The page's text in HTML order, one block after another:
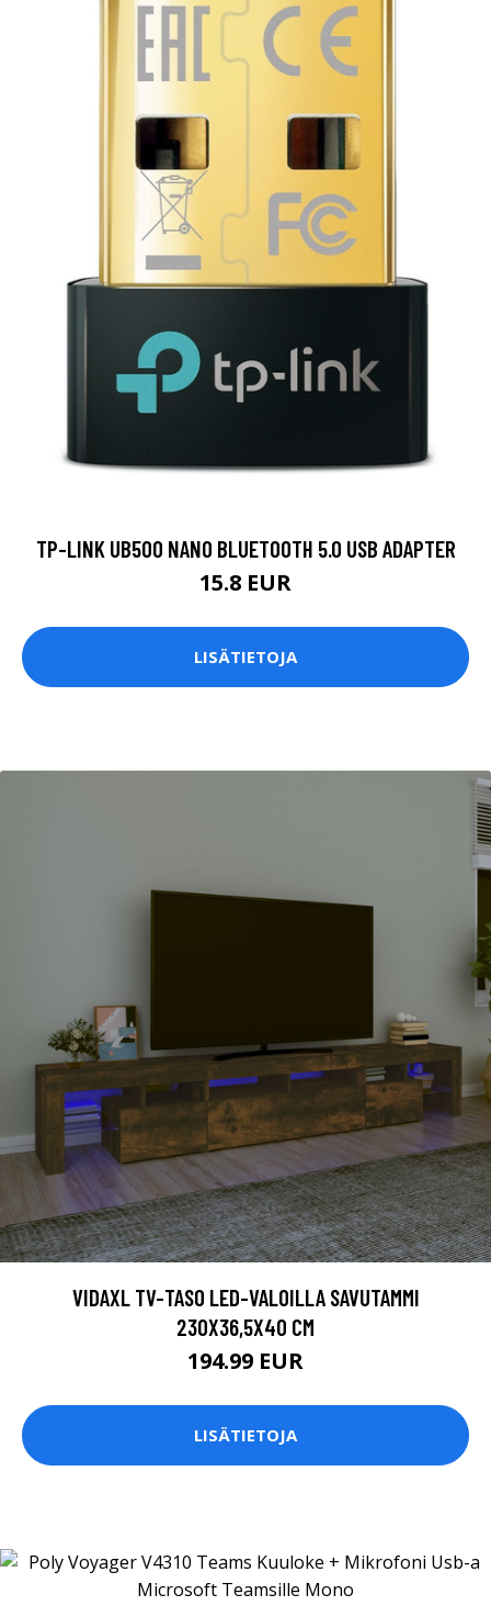
TP-LINK UB500 NANO BLUETOOTH 5.0 USB ADAPTER
15.8 EUR
LISÄTIETOJA
VIDAXL TV-TASO LED-VALOILLA SAVUTAMMI
230X36,5X40 CM
194.99 EUR
LISÄTIETOJA